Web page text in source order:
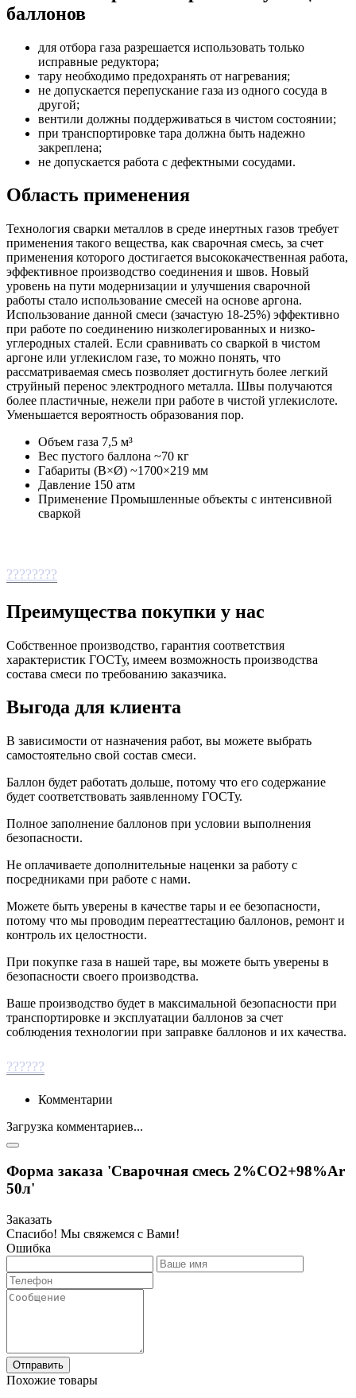
баллонов
для отбора газа разрешается использовать только
исправные редуктора;
тару необходимо предохранять от нагревания;
не допускается перепускание газа из одного сосуда в
другой;
вентили должны поддерживаться в чистом состоянии;
при транспортировке тара должна быть надежно
закреплена;
не допускается работа с дефектными сосудами.
Область применения
Технология сварки металлов в среде инертных газов требует
применения такого вещества, как сварочная смесь, за счет
применения которого достигается высококачественная работа,
эффективное производство соединения и швов. Новый
уровень на пути модернизации и улучшения сварочной
работы стало использование смесей на основе аргона.
Использование данной смеси (зачастую 18-25%) эффективно
при работе по соединению низколегированных и низко-
углеродных сталей. Если сравнивать со сваркой в чистом
аргоне или углекислом газе, то можно понять, что
рассматриваемая смесь позволяет достигнуть более легкий
струйный перенос электродного металла. Швы получаются
более пластичные, нежели при работе в чистой углекислоте.
Уменьшается вероятность образования пор.
Объем газа 7,5 м³
Вес пустого баллона ~70 кг
Габариты (В×Ø) ~1700×219 мм
Давление 150 атм
Применение Промышленные объекты с интенсивной
сваркой
????????
Преимущества покупки у нас
Собственное производство, гарантия соответствия
характеристик ГОСТу, имеем возможность производства
состава смеси по требованию заказчика.
Выгода для клиента
В зависимости от назначения работ, вы можете выбрать
самостоятельно свой состав смеси.
Баллон будет работать дольше, потому что его содержание
будет соответствовать заявленному ГОСТу.
Полное заполнение баллонов при условии выполнения
безопасности.
Не оплачиваете дополнительные наценки за работу с
посредниками при работе с нами.
Можете быть уверены в качестве тары и ее безопасности,
потому что мы проводим переаттестацию баллонов, ремонт и
контроль их целостности.
При покупке газа в нашей таре, вы можете быть уверены в
безопасности своего производства.
Ваше производство будет в максимальной безопасности при
транспортировке и эксплуатации баллонов за счет
соблюдения технологии при заправке баллонов и их качества.
??????
Комментарии
Загрузка комментариев...
Форма заказа 'Сварочная смесь 2%СО2+98%Ar
50л'
Заказать
Спасибо! Мы свяжемся с Вами!
Ошибка
Отправить
Похожие товары